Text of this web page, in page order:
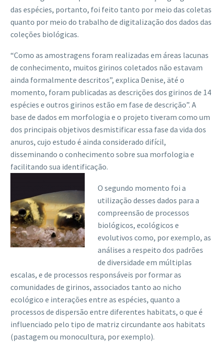
das espécies, portanto, foi feito tanto por meio das coletas
quanto por meio do trabalho de digitalização dos dados das
coleções biológicas.
“Como as amostragens foram realizadas em áreas lacunas
de conhecimento, muitos girinos coletados não estavam
ainda formalmente descritos”, explica Denise, äté o
momento, foram publicadas as descrições dos girinos de 14
espécies e outros girinos estão em fase de descrição”. A
base de dados em morfologia e o projeto tiveram como um
dos principais objetivos desmistificar essa fase da vida dos
anuros, cujo estudo é ainda considerado difícil,
disseminando o conhecimento sobre sua morfologia e
facilitando sua identificação.
O segundo momento foi a
utilização desses dados para a
compreensão de processos
biológicos, ecológicos e
evolutivos como, por exemplo, as
análises a respeito dos padrões
de diversidade em múltiplas
escalas, e de processos responsáveis por formar as
comunidades de girinos, associados tanto ao nicho
ecológico e interações entre as espécies, quanto a
processos de dispersão entre diferentes habitats, o que é
influenciado pelo tipo de matriz circundante aos habitats
(pastagem ou monocultura, por exemplo).